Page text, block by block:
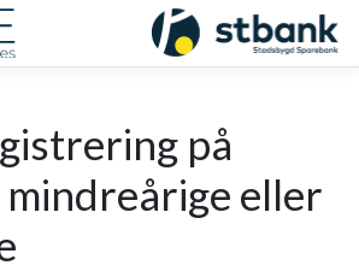
på
mindreårige eller